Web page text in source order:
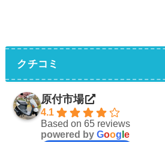
クチコミ
原付市場
4.1
Based on 65 reviews
powered by Goog e